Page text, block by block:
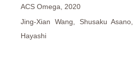
ACS Omega, 2020
Jing-Xian Wang, Shusaku
Hayashi